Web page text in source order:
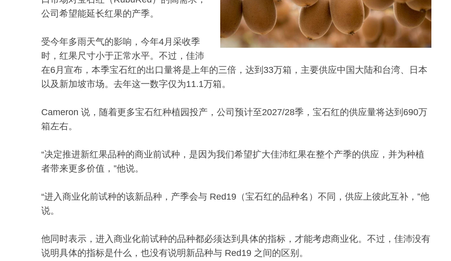
公司希望能延长红果的产季。
受今年多雨天气的影响，今年4月采收季
时，红果尺寸小于正常水平。不过，佳沛
在6月宣布，本季宝石红的出口量将是上年的三倍，达到33万箱，主要供应中国大陆和台湾、日本
以及新加坡市场。去年这一数字仅为11.1万箱。
Cameron 说，随着更多宝石红种植园投产，公司预计至2027/28季，宝石红的供应量将达到690万
箱左右。
“决定推进新红果品种的商业前试种，是因为我们希望扩大佳沛红果在整个产季的供应，并为种植
者带来更多价值，”他说。
“进入商业化前试种的该新品种，产季会与 Red19（宝石红的品种名）不同，供应上彼此互补，”他
说。
他同时表示，进入商业化前试种的品种都必须达到具体的指标，才能考虑商业化。不过，佳沛没有
说明具体的指标是什么，也没有说明新品种与 Red19 之间的区别。